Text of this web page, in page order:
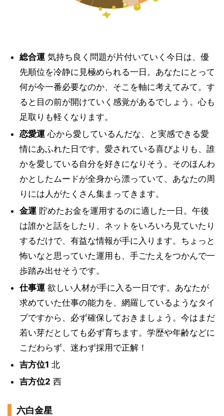
総合運気持ち良く問題が片付いていく今日は、優
先順位を冷静に見極められる一日。あなたにとって
何が今一番必要なのか、そこを軸に考えてみて。す
ると目の前が開けていく感覚があるでしょう。心も
足取りも軽くなります。
恋愛運心から愛しているんだな、と実感できる愛
情にあふれた日です。愛されている喜びよりも、誰
かを愛している自分を好きになりそう。そのほんわ
かとしたムードが全身から漂っていて、あなたの周
りには人がたくさん集まってきます。
金運貯めたお金を運用するのに適した一日。午後
は誰かと話をしたり、ネットをいろいろ見ていたり
するだけで、有益な情報が手に入ります。ちょっと
怖いなと思っていた運用も、手ごたえをつかんで一
歩踏み出せそうです。
仕事運欲しい人材が手に入る一日です。あなたが
求めていた仕事の能力を、網羅しているようなタイ
プですから、必ず確保しておきましょう。今はまだ
若い芽だとしても必ず育ちます。学歴や年齢などに
こだわらず、迷わず採用で正解！
吉方位1 北
吉方位2 西
六白金星